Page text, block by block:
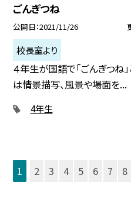
ごんぎつね
公開日 2021/11/26
校長室より
４年生が国語で「ごんぎつね
は情景描写、風景や場面を...
4年生
1 2 3 4 5 6 7 8